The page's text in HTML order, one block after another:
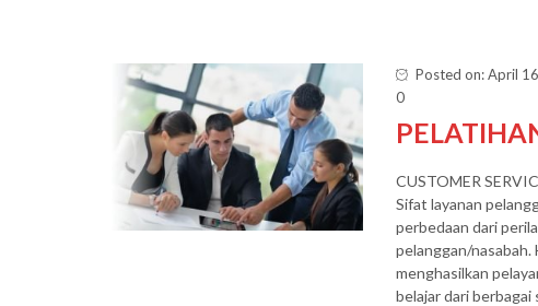
Posted on: April
0
CUSTOMER
Sifat layanan
perbedaan dari
pelanggan/
menghasilkan
belajar dari